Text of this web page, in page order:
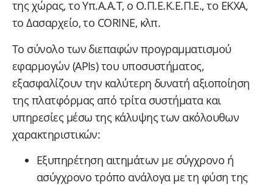
της χώρας, το Υπ.Α.Α.Τ, ο Ο.Π.Ε.Κ.Ε.Π.Ε., το ΕΚΧΑ,
το Δασαρχείο, το CORINE, κλπ.
Το σύνολο των διεπαφών προγραμματισμού
εφαρμογών (APIs) του υποσυστήματος,
εξασφαλίζουν την καλύτερη δυνατή αξιοποίηση
της πλατφόρμας από τρίτα συστήματα και
υπηρεσίες μέσω της κάλυψης των ακόλουθων
χαρακτηριστικών:
Εξυπηρέτηση αιτημάτων με σύγχρονο ή
ασύγχρονο τρόπο ανάλογα με τη φύση της